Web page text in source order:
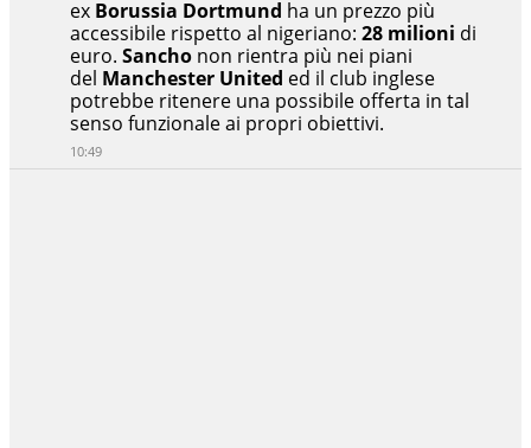
ex Borussia Dortmund ha un prezzo più
accessibile rispetto al nigeriano: 28 milioni di
euro. Sancho non rientra più nei piani
del Manchester United ed il club inglese
potrebbe ritenere una possibile offerta in tal
senso funzionale ai propri obiettivi.
10:49